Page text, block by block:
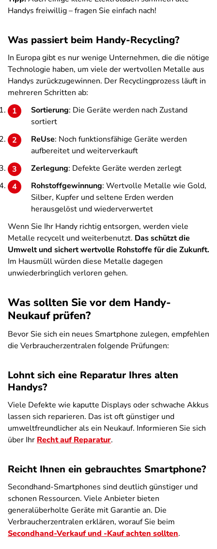
Handys freiwillig – fragen Sie einfach nach!
Was passiert beim Handy-Recycling?
In Europa gibt es nur wenige Unternehmen, die die nötige
Technologie haben, um viele der wertvollen Metalle aus
Handys zurückzugewinnen. Der Recyclingprozess läuft in
mehreren Schritten ab:
Sortierung: Die Geräte werden nach Zustand
sortiert
ReUse: Noch funktionsfähige Geräte werden
aufbereitet und weiterverkauft
Zerlegung: Defekte Geräte werden zerlegt
Rohstoffgewinnung: Wertvolle Metalle wie Gold,
Silber, Kupfer und seltene Erden werden
herausgelöst und wiederverwertet
Wenn Sie Ihr Handy richtig entsorgen, werden viele
Metalle recycelt und weiterbenutzt. Das schützt die
Umwelt und sichert wertvolle Rohstoffe für die Zukunft.
Im Hausmüll würden diese Metalle dagegen
unwiederbringlich verloren gehen.
Was sollten Sie vor dem Handy-
Neukauf prüfen?
Bevor Sie sich ein neues Smartphone zulegen, empfehlen
die Verbraucherzentralen folgende Prüfungen:
Lohnt sich eine Reparatur Ihres alten
Handys?
Viele Defekte wie kaputte Displays oder schwache Akkus
lassen sich reparieren. Das ist oft günstiger und
umweltfreundlicher als ein Neukauf. Informieren Sie sich
über Ihr Recht auf Reparatur.
Reicht Ihnen ein gebrauchtes Smartphone?
Secondhand-Smartphones sind deutlich günstiger und
schonen Ressourcen. Viele Anbieter bieten
generalüberholte Geräte mit Garantie an. Die
Verbraucherzentralen erklären, worauf Sie beim
Secondhand-Verkauf und -Kauf achten sollten.